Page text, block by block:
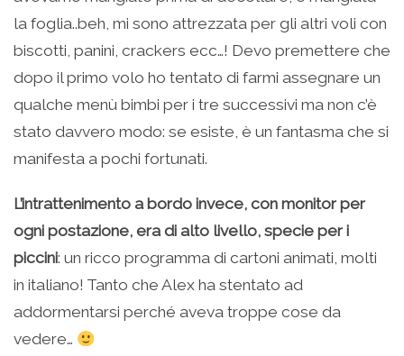
la foglia..beh, mi sono attrezzata per gli altri voli con
biscotti, panini, crackers ecc…! Devo premettere che
dopo il primo volo ho tentato di farmi assegnare un
qualche menù bimbi per i tre successivi ma non c’è
stato davvero modo: se esiste, è un fantasma che si
manifesta a pochi fortunati.
L’intrattenimento a bordo invece, con monitor per
ogni postazione, era di alto livello, specie per i
piccini: un ricco programma di cartoni animati, molti
in italiano! Tanto che Alex ha stentato ad
addormentarsi perché aveva troppe cose da
vedere…